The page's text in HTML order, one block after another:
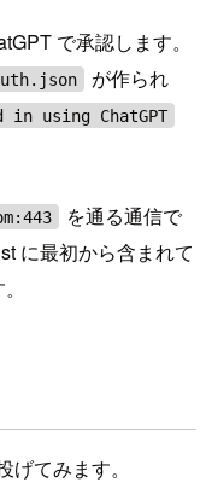
で承認します。
が作られ
in using ChatGPT
を通る通信で
に最初から含まれて
てみます。